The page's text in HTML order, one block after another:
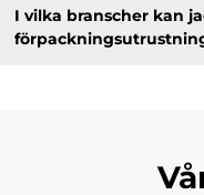
I vilka branscher kan